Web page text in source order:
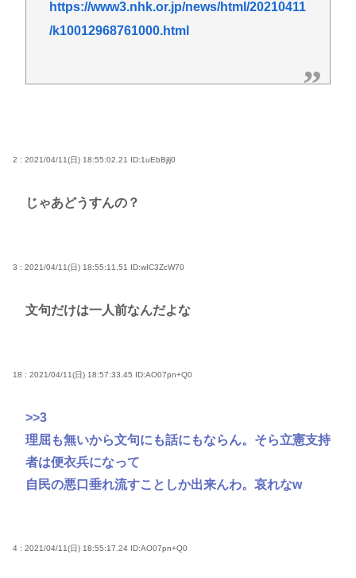
https://www3.nhk.or.jp/news/html/20210411
/k10012968761000.html
2 : 2021/04/11(日) 18:55:02.21 ID:1uEbBjlj0
じゃあどうすんの？
3 : 2021/04/11(日) 18:55:11.51 ID:wIC3ZcW70
文句だけは一人前なんだよな
18 : 2021/04/11(日) 18:57:33.45 ID:AO07pn+Q0
>>3
理屈も無いから文句にも話にもならん。そら立憲支持
者は便衣兵になって
自民の悪口垂れ流すことしか出来んわ。哀れなw
4 : 2021/04/11(日) 18:55:17.24 ID:AO07pn+Q0